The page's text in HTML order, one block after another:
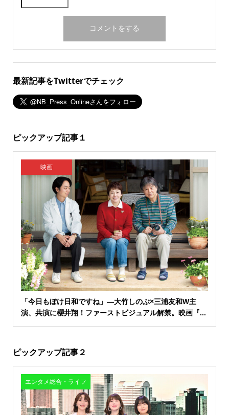
最新記事をTwitterでチェック
ピックアップ記事１
映画
「今日もぼけ日和ですね」―大竹しのぶ×三浦友和W主
演、共演に櫻井翔！ファーストビジュアル解禁。映画『...
ピックアップ記事２
エンタメ総合・ライフ